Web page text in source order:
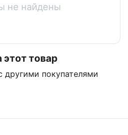
не найдены
этот товар
другими покупателями